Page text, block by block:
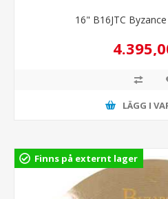
16" B16JTC
LÄGG I
Finns på externt lager